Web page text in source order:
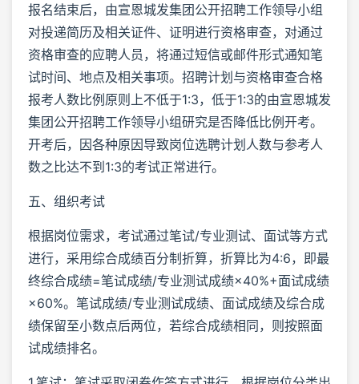
报名结束后，由宣恩城发集团公开招聘工作领导小组
对投递简历及相关证件、证明进行资格审查，对通过
资格审查的应聘人员，将通过短信或邮件形式通知笔
试时间、地点及相关事项。招聘计划与资格审查合格
报考人数比例原则上不低于1:3，低于1:3的由宣恩城发
集团公开招聘工作领导小组研究是否降低比例开考。
开考后，因各种原因导致岗位选聘计划人数与参考人
数之比达不到1:3的考试正常进行。
五、组织考试
根据岗位需求，考试通过笔试/专业测试、面试等方式
进行，采用综合成绩百分制折算，折算比为4:6，即最
终综合成绩=笔试成绩/专业测试成绩×40%+面试成绩
×60%。笔试成绩/专业测试成绩、面试成绩及综合成
绩保留至小数点后两位，若综合成绩相同，则按照面
试成绩排名。